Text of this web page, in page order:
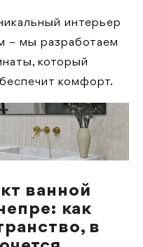
интерьер
– мы разработаем
который
комфорт.
ванной
как
в